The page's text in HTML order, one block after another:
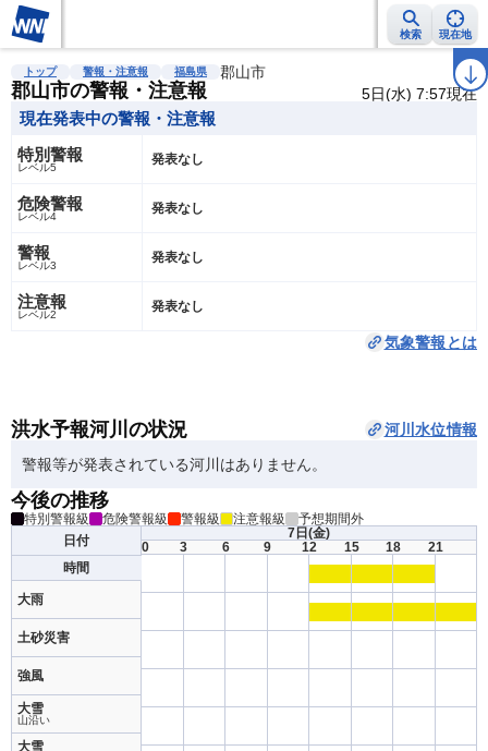
検索 現在地
雨雲レーダー 台風情報 地震情報 ラ
トップ 警報・注意報 福島県 郡山市
郡山市の警報・注意報 5日(水) 7:57現在
現在発表中の警報・注意報
特別警報
レベル5 発表なし
危険警報
レベル4 発表なし
警報
レベル3 発表なし
注意報
レベル2 発表なし
気象警報とは
洪水予報河川の状況
河川水位情報
警報等が発表されている河川はありません。
今後の推移
特別警報級 危険警報級 警報級 注意報級
予想期間外
日付
時間
大雨
土砂災害
強風
大雪
山沿い
大雪
7日 (金)
0
3 6 9 12 15 18 21